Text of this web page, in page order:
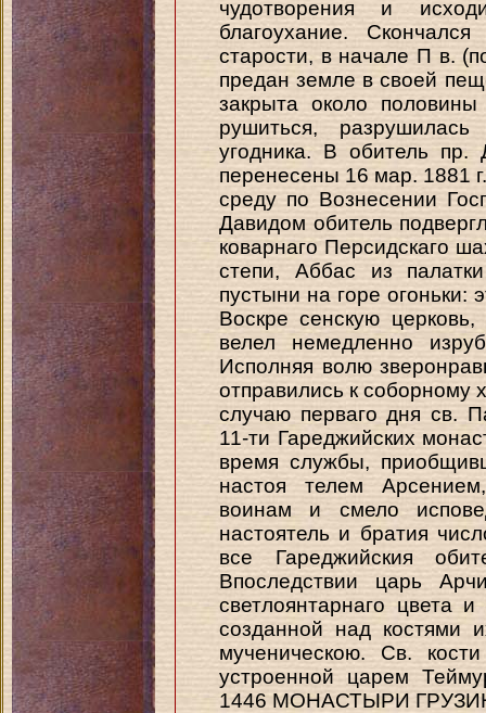
чудотворения и
благоухание.
старости, в начале П в.
предан земле в своей
закрыта около
рушиться,
угодника. В обитель
перенесены 16 мар. 1881
среду по Вознесении
Давидом обитель
коварнаго Персидскаго
степи, Аббас из
пустыни на горе огоньки:
Воскре сенскую
велел немедленно
Исполняя волю
отправились к соборному
случаю перваго дня св.
11-ти Гареджийских
время службы,
настоя телем
воинам и смело
настоятель и братия
все Гареджийския
Впоследствии царь
светлоянтарнаго цвета
созданной над костями
мученическою. Св.
устроенной царем
1446 МОНАСТЫРИ